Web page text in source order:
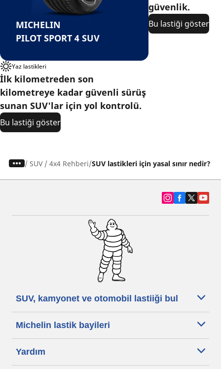
MICHELIN
PILOT SPORT 4 SUV
Yaz lastikleri
İlk kilometreden son
kilometreye kadar güvenli sürüş
sunan SUV'lar için yol kontrolü.
Bu lastiği göster
güvenlik.
Bu lastiği göster
/ SUV / 4x4 Rehberi SUV lastikleri için yasal sınır nedir?
SUV, kamyonet ve otomobil lastiiği bul
Michelin lastik bayileri
Yardım